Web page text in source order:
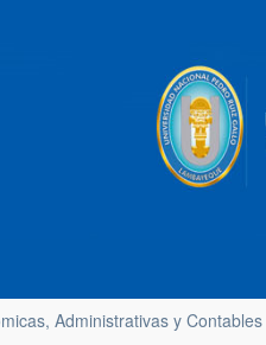
Administrativas y Contables